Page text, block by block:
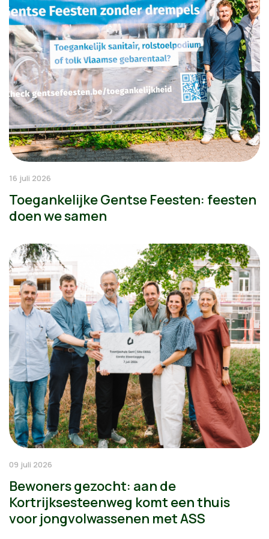
16 juli 2026
Toegankelijke Gentse Feesten: feesten
doen we samen
09 juli 2026
Bewoners gezocht: aan de
Kortrijksesteenweg komt een thuis
voor jongvolwassenen met ASS